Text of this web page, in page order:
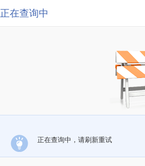
正在查询中
正在查询中，请刷新重试